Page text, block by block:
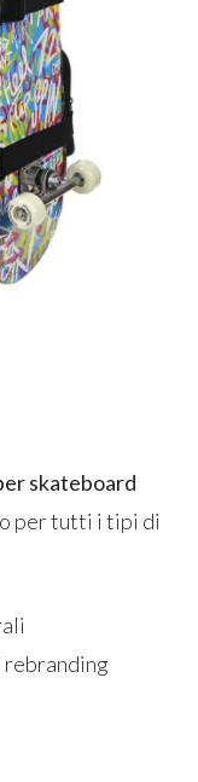
skateboard
per tutti i tipi di